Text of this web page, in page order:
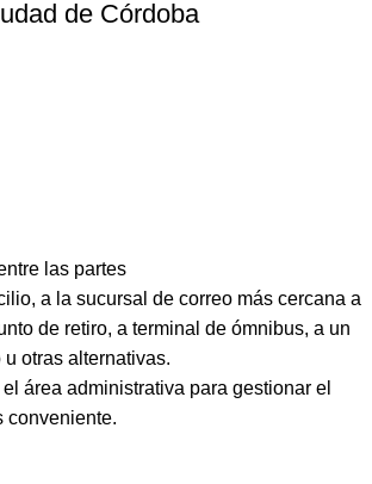
de Córdoba
las partes
a la sucursal de correo más cercana a
de retiro, a terminal de ómnibus, a un
otras alternativas.
área administrativa para gestionar el
conveniente.